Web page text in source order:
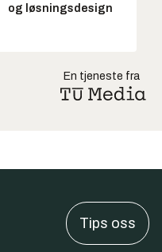
og løsningsdesign
En tjeneste fra
Tips oss